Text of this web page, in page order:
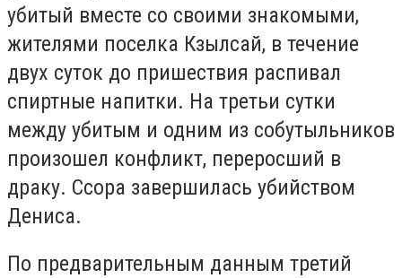
убитый вместе со своими знакомыми,
жителями поселка Кзылсай, в течение
двух суток до пришествия распивал
спиртные напитки. На третьи сутки
между убитым и одним из собутыльников
произошел конфликт, переросший в
драку. Ссора завершилась убийством
Дениса.
По предварительным данным третий